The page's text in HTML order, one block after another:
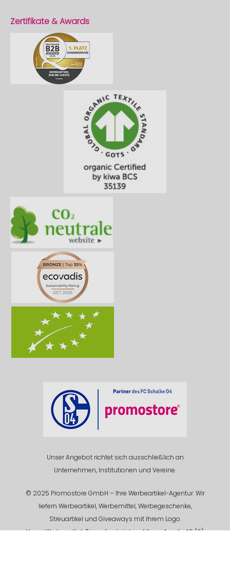
Zertifikate & Awards
Unser Angebot richtet sich ausschließlich an
Unternehmen, Institutionen und Vereine.
© 2025 Promostore GmbH – Ihre Werbeartikel-Agentur. Wir
liefern Werbeartikel, Werbemittel, Werbegeschenke,
Streuartikel und Giveaways mit Ihrem Logo.
Unser Werbemittel-Team freut sich auf Ihren Anruf +49 (0)